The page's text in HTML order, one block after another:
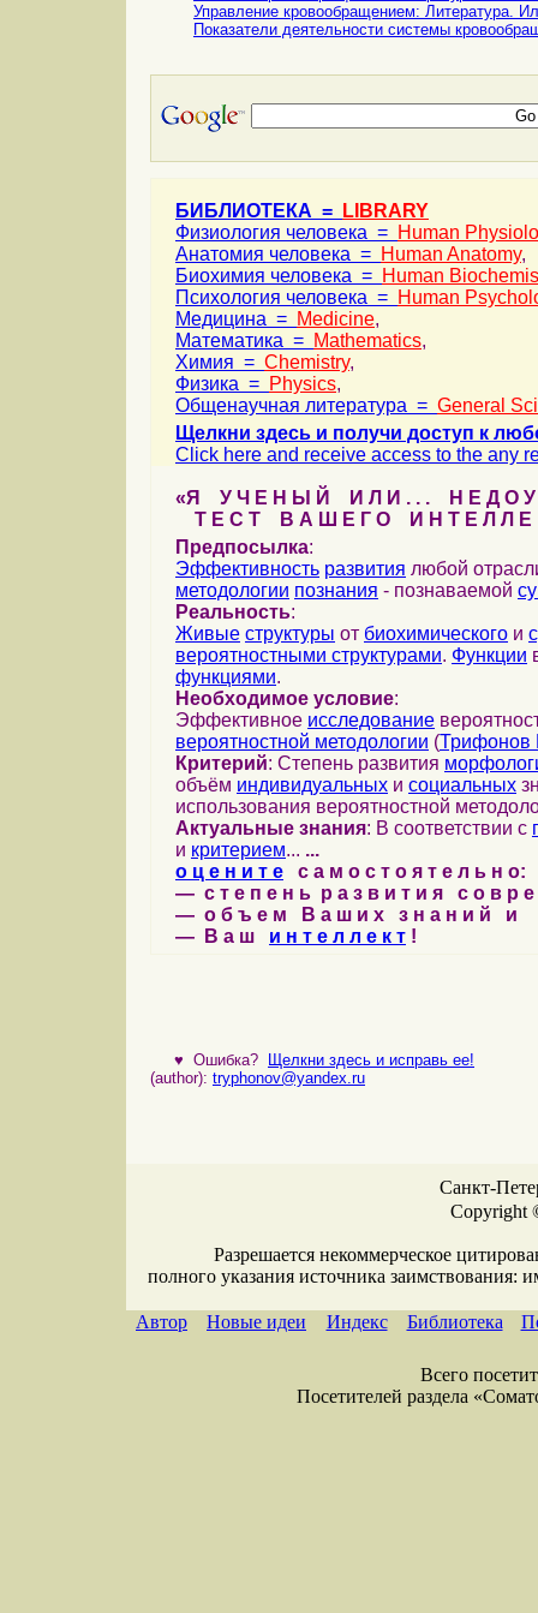
Управление кровообращением: Литература.
Показатели деятельности системы
БИБЛИОТЕКА =
LIBRARY
Физиология человека = Human
Анатомия человека = Human Anatomy,
Биохимия человека = Human
Психология человека = Human
Медицина = Medicine,
Математика = Mathematics,
Химия = Chemistry,
Физика = Physics,
Общенаучная литература = General
Щелкни здесь и получи доступ к
Click here and receive access to the any
«Я У Ч Е Н Ы Й И Л И . . . Н Е Д О У
Т Е С Т В А Ш Е Г О И Н Т Е Л Л Е
Предпосылка:
Эффективность развития любой
методологии познания - познаваемой
Реальность:
Живые структуры от биохимического и
вероятностными структурами. Функции
функциями.
Необходимое условие:
Эффективное исследование
вероятностной методологии (Трифонов
Критерий: Степень развития
объём индивидуальных и социальных
использования вероятностной
Актуальные знания: В соответствии с
и критерием... ...
о ц е н и т е с а м о с т о я т е л ь н о:
— с т е п е н ь р а з в и т и я с о в р
— о б ъ е м В а ш и х з н а н и й и
— В а ш и н т е л л е к т !
♥ Ошибка?
Щелкни здесь и исправь ее!
(author): tryphonov@yandex.ru
Санкт-
Copyright
Разрешается некоммерческое
полного указания источника заимствования:
Автор Новые идеи Индекс Библиотека
Всего
Посетителей раздела